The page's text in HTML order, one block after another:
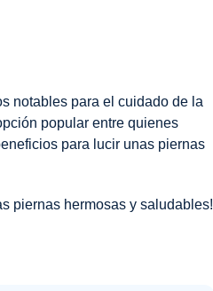
notables para el cuidado de la
popular entre quienes
para lucir unas piernas
piernas hermosas y saludables!